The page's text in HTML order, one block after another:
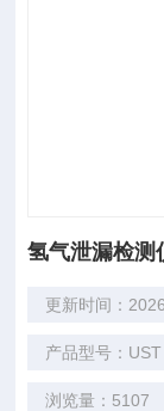
氢气泄漏检测
更新时间：
产品型号：
浏览量：5107